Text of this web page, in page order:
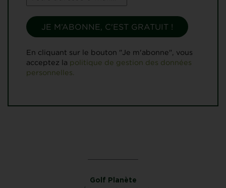
En cliquant sur le bouton "Je m'abonne", vous
acceptez la politique de gestion des données
personnelles.
Golf Planète